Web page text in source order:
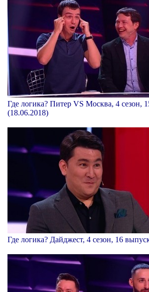
Где логика? Питер VS Москва, 4 сезон,
(18.06.2018)
Где логика? Дайджест, 4 сезон, 16